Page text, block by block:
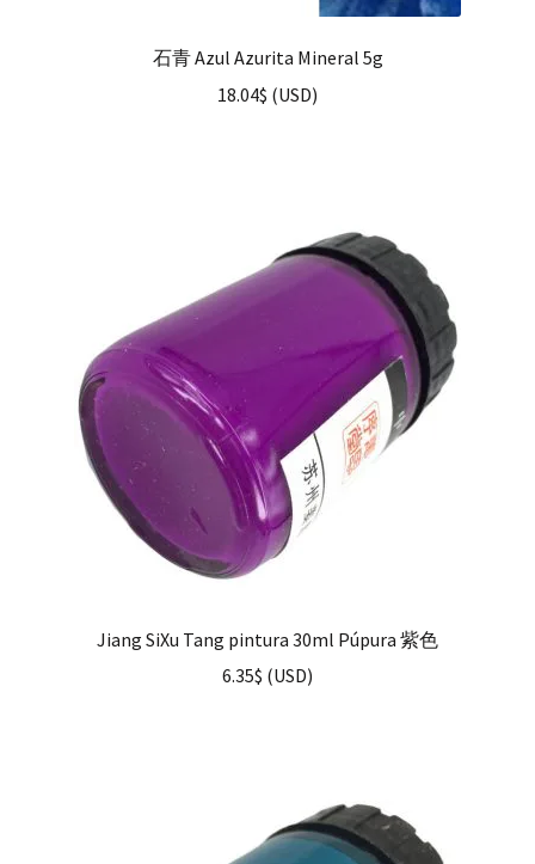
石青 Azul Azurita Mineral 5g
18.04$ (USD)
Jiang SiXu Tang pintura 30ml Púpura 紫色
6.35$ (USD)